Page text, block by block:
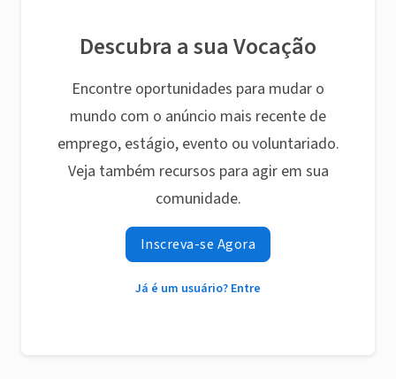
Descubra a sua Vocação
Encontre oportunidades para mudar o
mundo com o anúncio mais recente de
emprego, estágio, evento ou voluntariado.
Veja também recursos para agir em sua
comunidade.
Inscreva-se Agora
Já é um usuário? Entre